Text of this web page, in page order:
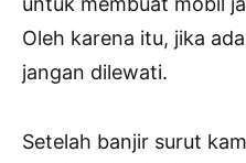
Oleh karena itu, jika
jangan dilewati.
Setelah banjir surut